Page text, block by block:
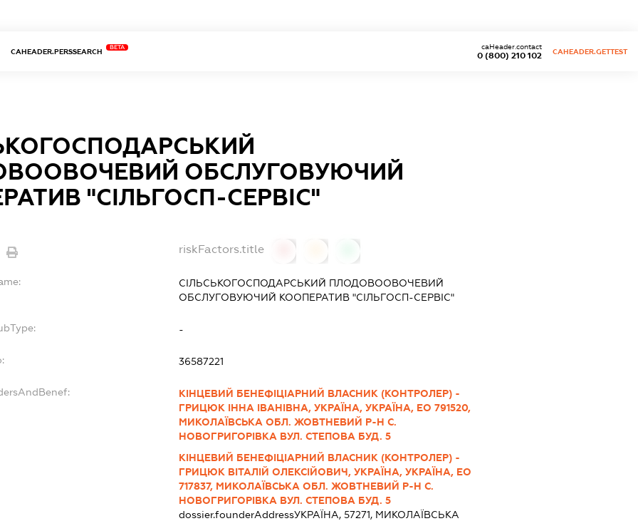
CAHEADER.PERSSEARCH
BETA
0 (800) 210 102
caHeader.contact
CAHEADER.GETTEST
ОБСЛУГОВУЮЧИЙ
"СІЛЬГОСП-СЕРВІС"
riskFactors.title
СІЛЬСЬКОГОСПОДАРСЬКИЙ ПЛОДОВООВОЧЕВИЙ
ОБСЛУГОВУЮЧИЙ КООПЕРАТИВ "СІЛЬГОСП-СЕРВІС"
-
36587221
КІНЦЕВИЙ БЕНЕФІЦІАРНИЙ ВЛАСНИК (КОНТРОЛЕР) -
ГРИЦЮК ІННА ІВАНІВНА, УКРАЇНА, УКРАЇНА, ЕО 791520,
МИКОЛАЇВСЬКА ОБЛ. ЖОВТНЕВИЙ Р-Н С.
НОВОГРИГОРІВКА ВУЛ. СТЕПОВА БУД. 5
КІНЦЕВИЙ БЕНЕФІЦІАРНИЙ ВЛАСНИК (КОНТРОЛЕР) -
ГРИЦЮК ВІТАЛІЙ ОЛЕКСІЙОВИЧ, УКРАЇНА, УКРАЇНА, ЕО
717837, МИКОЛАЇВСЬКА ОБЛ. ЖОВТНЕВИЙ Р-Н С.
НОВОГРИГОРІВКА ВУЛ. СТЕПОВА БУД. 5
dossier.founderAddressУКРАЇНА, 57271, МИКОЛАЇВСЬКА